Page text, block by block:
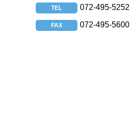
TEL 072-495-5252
FAX 072-495-5600